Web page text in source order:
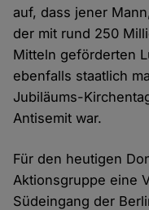
auf, dass jener
der mit rund 250
Mitteln geförderten
ebenfalls staatlich
Jubiläums-
Antisemit war.
Für den heutigen
Aktionsgruppe eine
Südeingang der